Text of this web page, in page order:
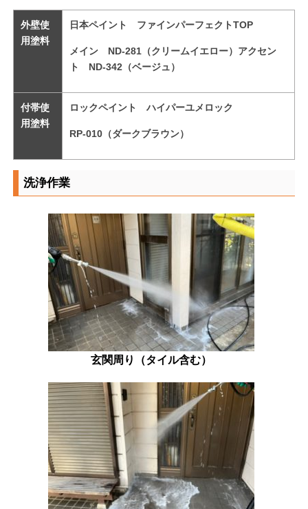
外壁使
用塗料
日本ペイント ファインパーフェクトTOP
メイン ND-281（クリームイエロー）アクセン
ト ND-342（ベージュ）
付帯使
用塗料
ロックペイント ハイパーユメロック
RP-010（ダークブラウン）
洗浄作業
玄関周り（タイル含む）